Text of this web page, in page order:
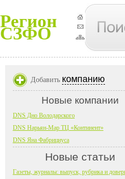
Регион
СЗФО
Добавить компанию
Новые компании
DNS Дно Володарского
DNS Нарьян-Мар ТЦ «Континент»
DNS Яна Фабрициуса
Новые статьи
Газеты, журналы: выпуск, рубрика и